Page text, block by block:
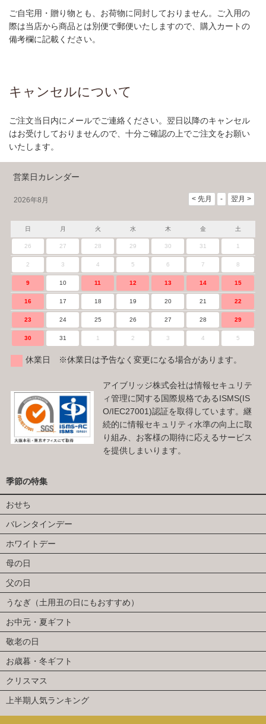
ご自宅用・贈り物とも、お荷物に同封しておりません。ご入用の
際は当店から商品とは別便で郵便いたしますので、購入カートの
備考欄に記載ください。
キャンセルについて
ご注文当日内にメールでご連絡ください。翌日以降のキャンセル
はお受けしておりませんので、十分ご確認の上でご注文をお願い
いたします。
営業日カレンダー
2026年8月
日 月 火 水 木 金 土
26 27 28 29 30 31 1
2 3 4 5 6 7 8
9 10 11 12 13 14 15
16 17 18 19 20 21 22
23 24 25 26 27 28 29
30 31 1 2 3 4 5
休業日 ※休業日は予告なく変更になる場合があります。
アイブリッジ株式会社は情報セキュリテ
ィ管理に関する国際規格であるISMS(IS
O/IEC27001)認証を取得しています。継
続的に情報セキュリティ水準の向上に取
り組み、お客様の期待に応えるサービス
を提供しまいります。
季節の特集
おせち
バレンタインデー
ホワイトデー
母の日
父の日
うなぎ（土用丑の日にもおすすめ）
お中元・夏ギフト
敬老の日
お歳暮・冬ギフト
クリスマス
上半期人気ランキング